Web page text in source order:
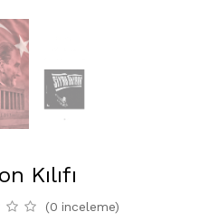
Kılıfı
(0 inceleme)